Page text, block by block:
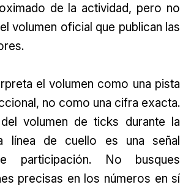
de la actividad, pero no
volumen oficial que publican las
el volumen como una pista
no como una cifra exacta.
volumen de ticks durante la
línea de cuello es una señal
participación. No busques
precisas en los números en sí